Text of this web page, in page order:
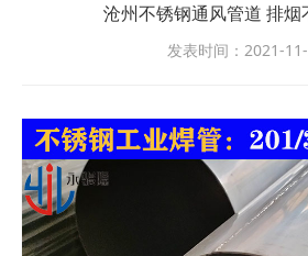
沧州不锈钢通风管道 排烟
发表时间：2021-